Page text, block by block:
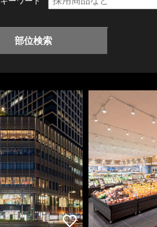
部位検索